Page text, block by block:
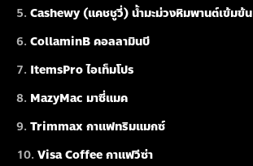
Cashewy (แคชชูวี่) น้ำมะม่วงหิมพานต์เข้มข้น
CollaminB คอลลามินบี
ItemsPro ไอเท็มโปร
MazyMac มาซี่แมค
Trimmax กาแฟทริมแมกซ์
Visa Coffee กาแฟวีซ่า